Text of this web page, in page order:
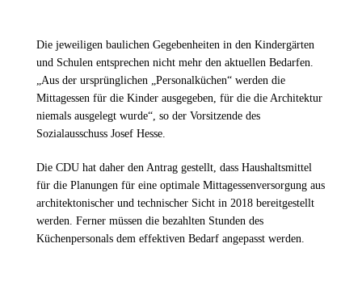
Die jeweiligen baulichen Gegebenheiten in den Kindergärten
und Schulen entsprechen nicht mehr den aktuellen Bedarfen.
Aus der ursprünglichen „Personalküchen“ werden die
Mittagessen für die Kinder ausgegeben, für die die Architektur
niemals ausgelegt wurde“, so der Vorsitzende des
Sozialausschuss Josef Hesse.
Die CDU hat daher den Antrag gestellt, dass Haushaltsmittel
für die Planungen für eine optimale Mittagessenversorgung aus
architektonischer und technischer Sicht in 2018 bereitgestellt
werden. Ferner müssen die bezahlten Stunden des
Küchenpersonals dem effektiven Bedarf angepasst werden.